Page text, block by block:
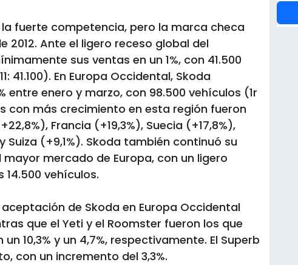
fuerte competencia, pero la marca checa
2012. Ante el ligero receso global del
sus ventas en un 1%, con 41.500
41.100). En Europa Occidental, Skoda
entre enero y marzo, con 98.500 vehículos (1r
con más crecimiento en esta región fueron
Francia (+19,3%), Suecia (+17,8%),
Suiza (+9,1%). Skoda también continuó su
mercado de Europa, con un ligero
vehículos.
de Skoda en Europa Occidental
que el Yeti y el Roomster fueron los que
10,3% y un 4,7%, respectivamente. El Superb
con un incremento del 3,3%.